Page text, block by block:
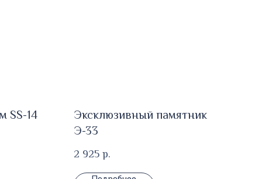
SS-14
Эксклюзивный памятник
Э-33
2 925 р.